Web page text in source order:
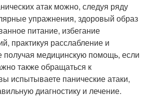
атак можно, следуя ряду
упражнения, здоровый образ
питание, избегание
практикуя расслабление и
получая медицинскую помощь, если
также обращаться к
испытываете панические атаки,
диагностику и лечение.